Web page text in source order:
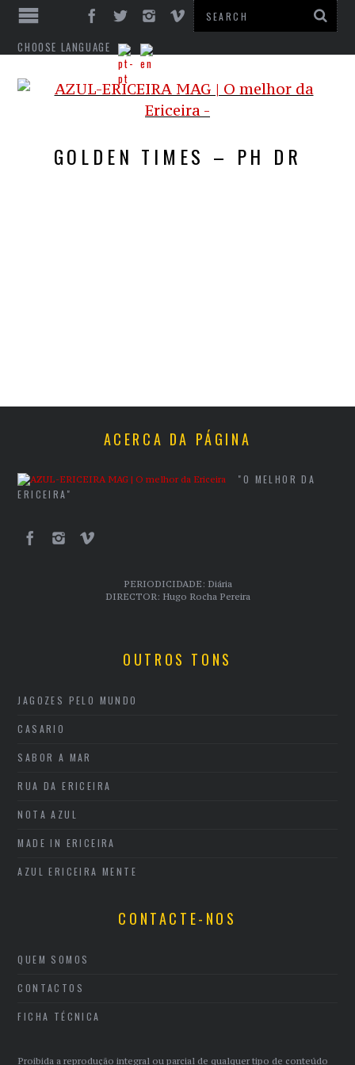
CHOOSE LANGUAGE
GOLDEN TIMES – PH DR
ACERCA DA PÁGINA
"O MELHOR DA
ERICEIRA"
PERIODICIDADE: Diária
DIRECTOR: Hugo Rocha Pereira
OUTROS TONS
JAGOZES PELO MUNDO
CASARIO
SABOR A MAR
RUA DA ERICEIRA
NOTA AZUL
MADE IN ERICEIRA
AZUL ERICEIRA MENTE
CONTACTE-NOS
QUEM SOMOS
CONTACTOS
FICHA TÉCNICA
Proibida a reprodução integral ou parcial de qualquer tipo de conteúdo